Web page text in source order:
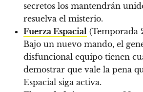
secretos los mantendrán
resuelva el misterio.
Fuerza Espacial (Temporada
Bajo un nuevo mando, el
disfuncional equipo tienen
demostrar que vale la pena
Espacial siga activa.